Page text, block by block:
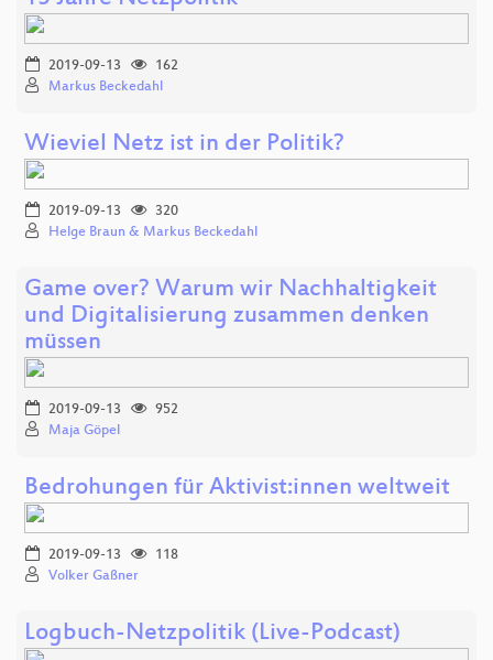
2019-09-13
162
Markus Beckedahl
Wieviel Netz ist in der Politik?
2019-09-13
320
Helge Braun & Markus Beckedahl
Game over? Warum wir Nachhaltigkeit
und Digitalisierung zusammen denken
müssen
2019-09-13
952
Maja Göpel
Bedrohungen für Aktivist:innen weltweit
2019-09-13
118
Volker Gaßner
Logbuch-Netzpolitik (Live-Podcast)